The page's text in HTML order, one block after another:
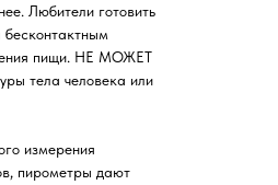
Любители готовить
пищи. НЕ МОЖЕТ
тела человека или
измерения
пирометры дают